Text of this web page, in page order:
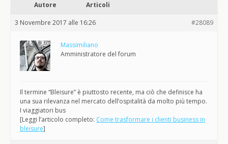
Autore Articoli
3 Novembre 2017 alle 16:26 #28089
Massimiliano
Amministratore del forum
Il termine “Bleisure” è piuttosto recente, ma ciò che definisce ha
una sua rilevanza nel mercato dell’ospitalità da molto più tempo.
I viaggiatori bus
[Leggi l’articolo completo: Come trasformare i clienti business in
bleisure]